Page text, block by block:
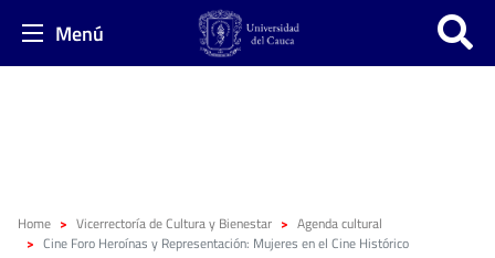
Menú
Home Vicerrectoría de Cultura y Bienestar
Agenda cultural
Cine Foro Heroínas y Representación: Mujeres en el Cine Histórico